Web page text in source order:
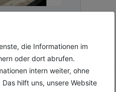
die Informationen im
oder dort abrufen.
intern weiter, ohne
hilft uns, unsere Website